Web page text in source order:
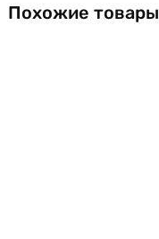
Похожие товары